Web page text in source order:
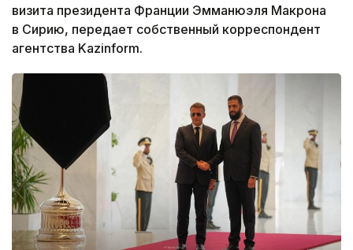
визита президента Франции Эмманюэля Макрона
в Сирию, передает собственный корреспондент
агентства Kazinform.